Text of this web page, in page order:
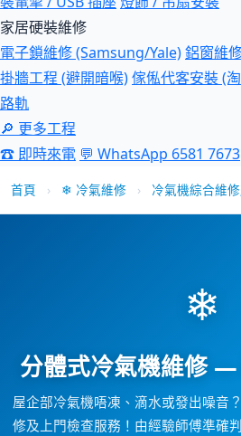
家居硬裝維修
電子鎖維修 (Samsung/Yale)鋁窗維
掛牆工程 (避開暗喉)傢俬代客安裝 (
路軌
🔎 更多工程
☎ 即時來電 💬 WhatsApp 6581 7673
首頁 › ❄ 冷氣維修 › 冷氣機綜合維
❄
分體式冷氣機維修
屋企部冷氣機唔凍、滴水或發出噪音
修及上門檢查服務！由經驗師傅準確